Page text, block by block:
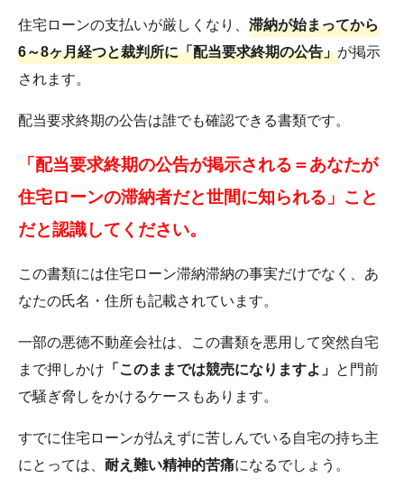
住宅ローンの支払いが厳しくなり、 滞納が始まってから
6～8ヶ月経つと裁判所に「配当要求終期の公告」が掲示
されます。
配当要求終期の公告は誰でも確認できる書類です。
「配当要求終期の公告が掲示される＝あなたが
住宅ローンの滞納者だと世間に知られる」こと
だと認識してください。
この書類には住宅ローン滞納滞納の事実だけでなく、あ
なたの氏名・住所も記載されています。
一部の悪徳不動産会社は、この書類を悪用して突然自宅
まで押しかけ 「このままでは競売になりますよ」 と門前
で騒ぎ脅しをかけるケースもあります。
すでに住宅ローンが払えずに苦しんでいる自宅の持ち主
にとっては、 耐え難い精神的苦痛になるでしょう。